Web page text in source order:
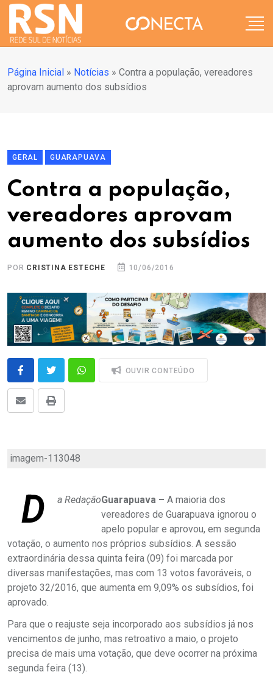
Página Inicial » Notícias » Contra a população, vereadores
aprovam aumento dos subsídios
GERAL GUARAPUAVA
Contra a população,
vereadores aprovam
aumento dos subsídios
POR CRISTINA ESTECHE 10/06/2016
OUVIR CONTEÚDO
imagem-113048
D a RedaçãoGuarapuava – A maioria dos
vereadores de Guarapuava ignorou o
apelo popular e aprovou, em segunda
votação, o aumento nos próprios subsídios. A sessão
extraordinária dessa quinta feira (09) foi marcada por
diversas manifestações, mas com 13 votos favoráveis, o
projeto 32/2016, que aumenta em 9,09% os subsídios, foi
aprovado.
Para que o reajuste seja incorporado aos subsídios já nos
vencimentos de junho, mas retroativo a maio, o projeto
precisa de mais uma votação, que deve ocorrer na próxima
segunda feira (13).